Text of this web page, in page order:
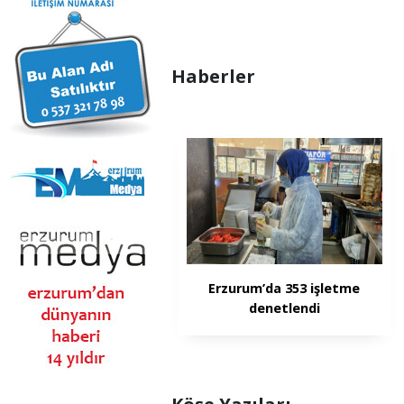
Haberler
Erzurum’da 353 işletme
denetlendi